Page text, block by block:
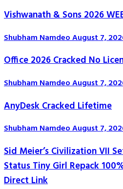
Vishwanath & Sons 2026
Shubham NamdeoAugust 7,
Office 2026 Cracked No
Shubham NamdeoAugust 7,
AnyDesk Cracked Lifetime
Shubham NamdeoAugust 7,
Sid Meier’s Civilization VII
Status Tiny Girl Repack
Direct Link